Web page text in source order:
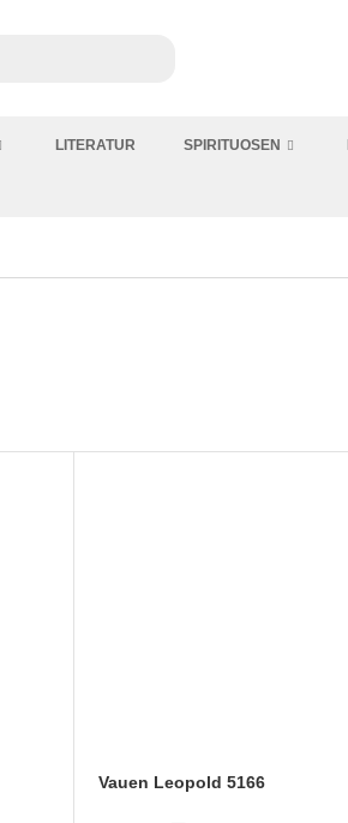
LITERATUR SPIRITUOSEN
Vauen Leopold 5166